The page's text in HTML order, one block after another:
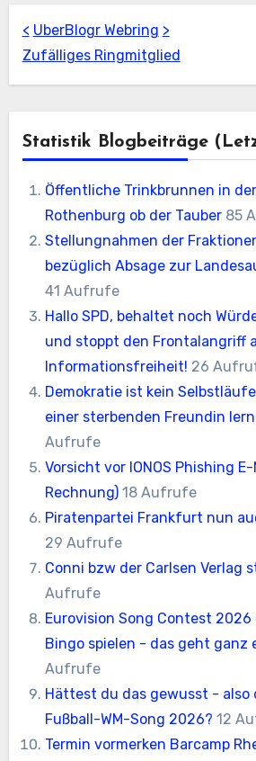
< UberBlogr Webring >
Zufälliges Ringmitglied
Statistik Blogbeiträge
Öffentliche Trinkbrunnen in
Rothenburg ob der Tauber 85
Stellungnahmen der
bezüglich Absage zur
41 Aufrufe
Hallo SPD, behaltet noch
und stoppt den Frontalangriff
Informationsfreiheit! 26
Demokratie ist kein
einer sterbenden Freundin
Aufrufe
Vorsicht vor IONOS Phishing
Rechnung) 18 Aufrufe
Piratenpartei Frankfurt nun
29 Aufrufe
Conni bzw der Carlsen Verlag
Aufrufe
Eurovision Song Contest
Bingo spielen - das geht ganz
Aufrufe
Hättest du das gewusst - also
Fußball-WM-Song 2026? 12
Termin vormerken Barcamp